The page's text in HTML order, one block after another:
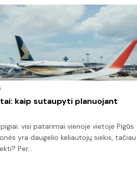
kaip sutaupyti planuojant
visi patarimai vienoje vietoje Pigūs
yra daugelio keliautojų siekis, tačiau
Per…